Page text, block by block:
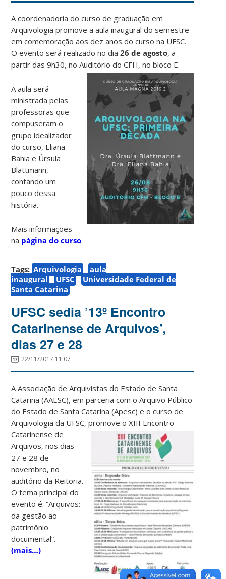
A coordenadoria do curso de graduação em
Arquivologia promove a aula inaugural do semestre
em comemoração aos dez anos do curso na UFSC.
O evento será realizado no dia26 de agosto, a
partir das 9h30, no Auditório do CFH, no bloco E.
A aula será
ministrada pelas
professoras que
compuseram o
grupo idealizador
do curso, Eliana
Bahia e Úrsula
Blattmann,
contando um
pouco dessa
história.
Mais informações
na página do curso.
Tags: Arquivologia
aula
inaugural
UFSC
Universidade Federal de
Santa Catarina
UFSC sedia ’13º Encontro
Catarinense de Arquivos’,
dias 27 e 28
22/11/2017 11:07
A Associação de Arquivistas do Estado de Santa
Catarina (AAESC), em parceria com o Arquivo Público
do Estado de Santa Catarina (Apesc) e o curso de
Arquivologia da UFSC, promove o XIII Encontro
Catarinense de
Arquivos, nos dias
27 e 28 de
novembro, no
auditório da Reitoria.
O tema principal do
evento é: “Arquivos:
da gestão ao
patrimônio
documental”.
(mais…)